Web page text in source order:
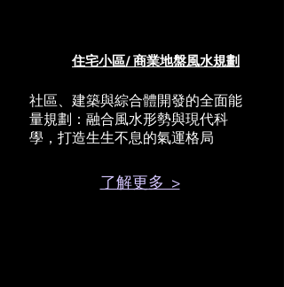
住宅小區/ 商業地盤風水規劃
社區、建築與綜合體開發的全面能
量規劃：融合風水形勢與現代科
學，打造生生不息的氣運格局
了解更多 >